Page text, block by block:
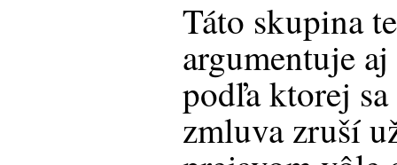
Táto skupina
argumentuje
podľa ktorej
zmluva zruší